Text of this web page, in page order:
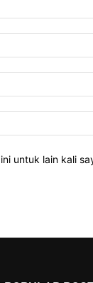
untuk lain kali